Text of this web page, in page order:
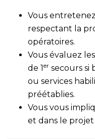
Vous
respectant la
opératoires.
Vous évaluez
de 1er secours si
ou services
préétablies.
Vous vous
et dans le projet